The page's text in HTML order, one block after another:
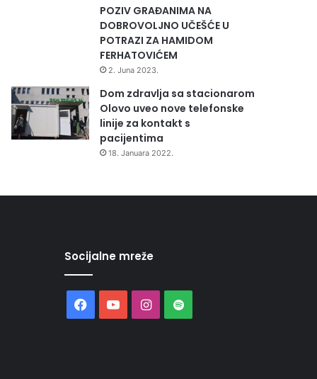
POZIV GRAĐANIMA NA
DOBROVOLJNO UČEŠĆE U
POTRAZI ZA HAMIDOM
FERHATOVIĆEM
2. Juna 2023.
Dom zdravlja sa stacionarom
Olovo uveo nove telefonske
linije za kontakt s
pacijentima
18. Januara 2022.
Socijalne mreže
FacebookYouTubeInstagram
Spotify